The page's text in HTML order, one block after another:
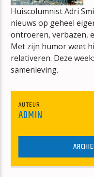
mz-radio
Huiscolumnist Adri
nieuws op geheel
ontroeren, verbazen,
Met zijn humor weet
relativeren. Deze
samenleving.
AUTEUR
ADMIN